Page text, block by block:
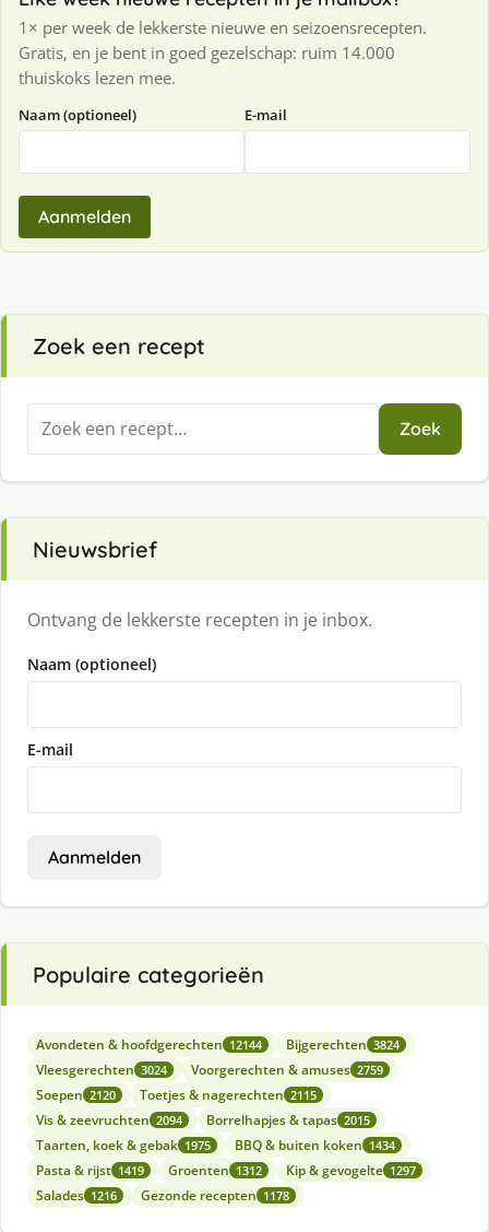
1× per week de lekkerste nieuwe en seizoensrecepten.
Gratis, en je bent in goed gezelschap: ruim 14.000
thuiskoks lezen mee.
Naam (optioneel) E-mail
Aanmelden
Zoek een recept
Zoeken
naar:
Zoek
Nieuwsbrief
Ontvang de lekkerste recepten in je inbox.
Naam (optioneel)
E-mail
Aanmelden
Populaire categorieën
Avondeten & hoofdgerechten 12144 Bijgerechten 3824
Vleesgerechten 3024 Voorgerechten & amuses 2759
Soepen 2120 Toetjes & nagerechten 2115
Vis & zeevruchten 2094 Borrelhapjes & tapas 2015
Taarten, koek & gebak 1975 BBQ & buiten koken 1434
Pasta & rijst 1419 Groenten 1312 Kip & gevogelte 1297
Salades 1216 Gezonde recepten 1178